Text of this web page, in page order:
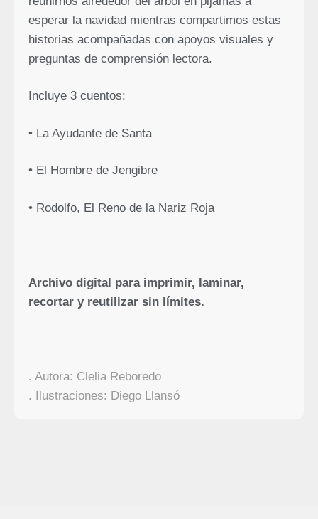
esperar la navidad mientras compartimos estas
historias acompañadas con apoyos visuales y
preguntas de comprensión lectora.
Incluye 3 cuentos:
• La Ayudante de Santa
• El Hombre de Jengibre
• Rodolfo, El Reno de la Nariz Roja
Archivo digital para imprimir, laminar,
recortar y reutilizar sin límites.
. Autora: Clelia Reboredo
. Ilustraciones: Diego Llansó